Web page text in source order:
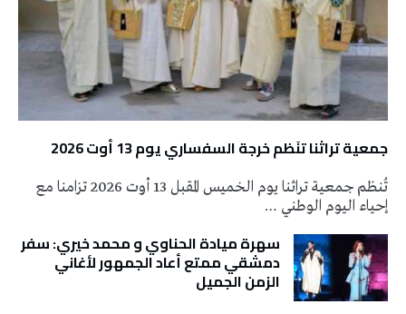
جمعية تراثنا تنَظم خرجة السفساري يوم 13 أوت 2026
تُنظم جمعية تراثنا يوم الخميس المقبل 13 أوت 2026 تزامنا مع
إحياء اليوم الوطني …
سهرة ميادة الحناوي و محمد خيري: سفر
دمشقي ممتع أعاد الجمهور لأغاني
الزمن الجميل